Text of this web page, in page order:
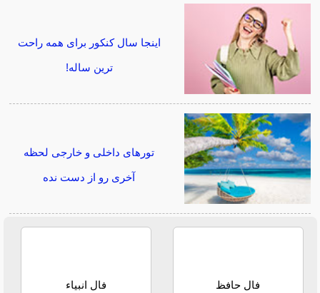
اینجا سال کنکور برای همه راحت
ترین ساله!
تورهای داخلی و خارجی لحظه
آخری رو از دست نده
فال حافظ فال انبیاء